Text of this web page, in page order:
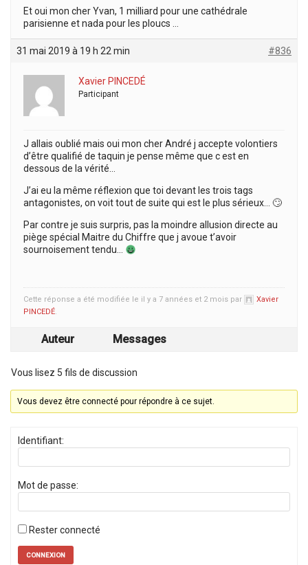
Et oui mon cher Yvan, 1 milliard pour une cathédrale
parisienne et nada pour les ploucs …
31 mai 2019 à 19 h 22 min #836
Xavier PINCEDÉ
Participant
J allais oublié mais oui mon cher André j accepte volontiers
d’être qualifié de taquin je pense même que c est en
dessous de la vérité…
J’ai eu la même réflexion que toi devant les trois tags
antagonistes, on voit tout de suite qui est le plus sérieux… 🙄
Par contre je suis surpris, pas la moindre allusion directe au
piège spécial Maitre du Chiffre que j avoue t’avoir
sournoisement tendu…
Cette réponse a été modifiée le il y a 7 années et 2 mois par
Xavier
PINCEDÉ.
Auteur Messages
Vous lisez 5 fils de discussion
Vous devez être connecté pour répondre à ce sujet.
Identifiant:
Mot de passe:
Rester connecté
CONNEXION